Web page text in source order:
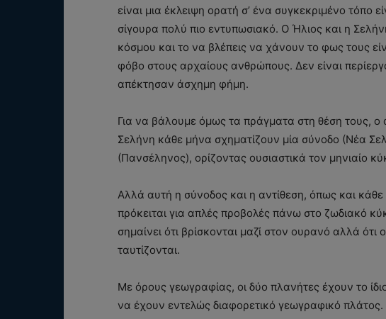
είναι μια έκλειψη ορατή σ’ ένα συγκεκριμένο τόπο
σίγουρα πολύ πιο εντυπωσιακό. Ο Ήλιος και η
κόσμου και το να βλέπεις να χάνουν το φως τους
φόβο στους αρχαίους ανθρώπους. Δεν είναι
απέκτησαν άσχημη φήμη.
Για να βάλουμε όμως τα πράγματα στη θέση τους,
Σελήνη κάθε μήνα σχηματίζουν μία σύνοδο (Νέα
(Πανσέληνος), ορίζοντας ουσιαστικά τον μηνιαίο
Αλλά αυτή η σύνοδος και η αντίθεση, όπως και
πρόκειται για απλές προβολές πάνω στο ζωδιακό
σημαίνει ότι βρίσκονται μαζί στον ουρανό αλλά
ταυτίζονται.
Με όρους γεωγραφίας, οι δύο πλανήτες έχουν το
να έχουν εντελώς διαφορετικό γεωγραφικό